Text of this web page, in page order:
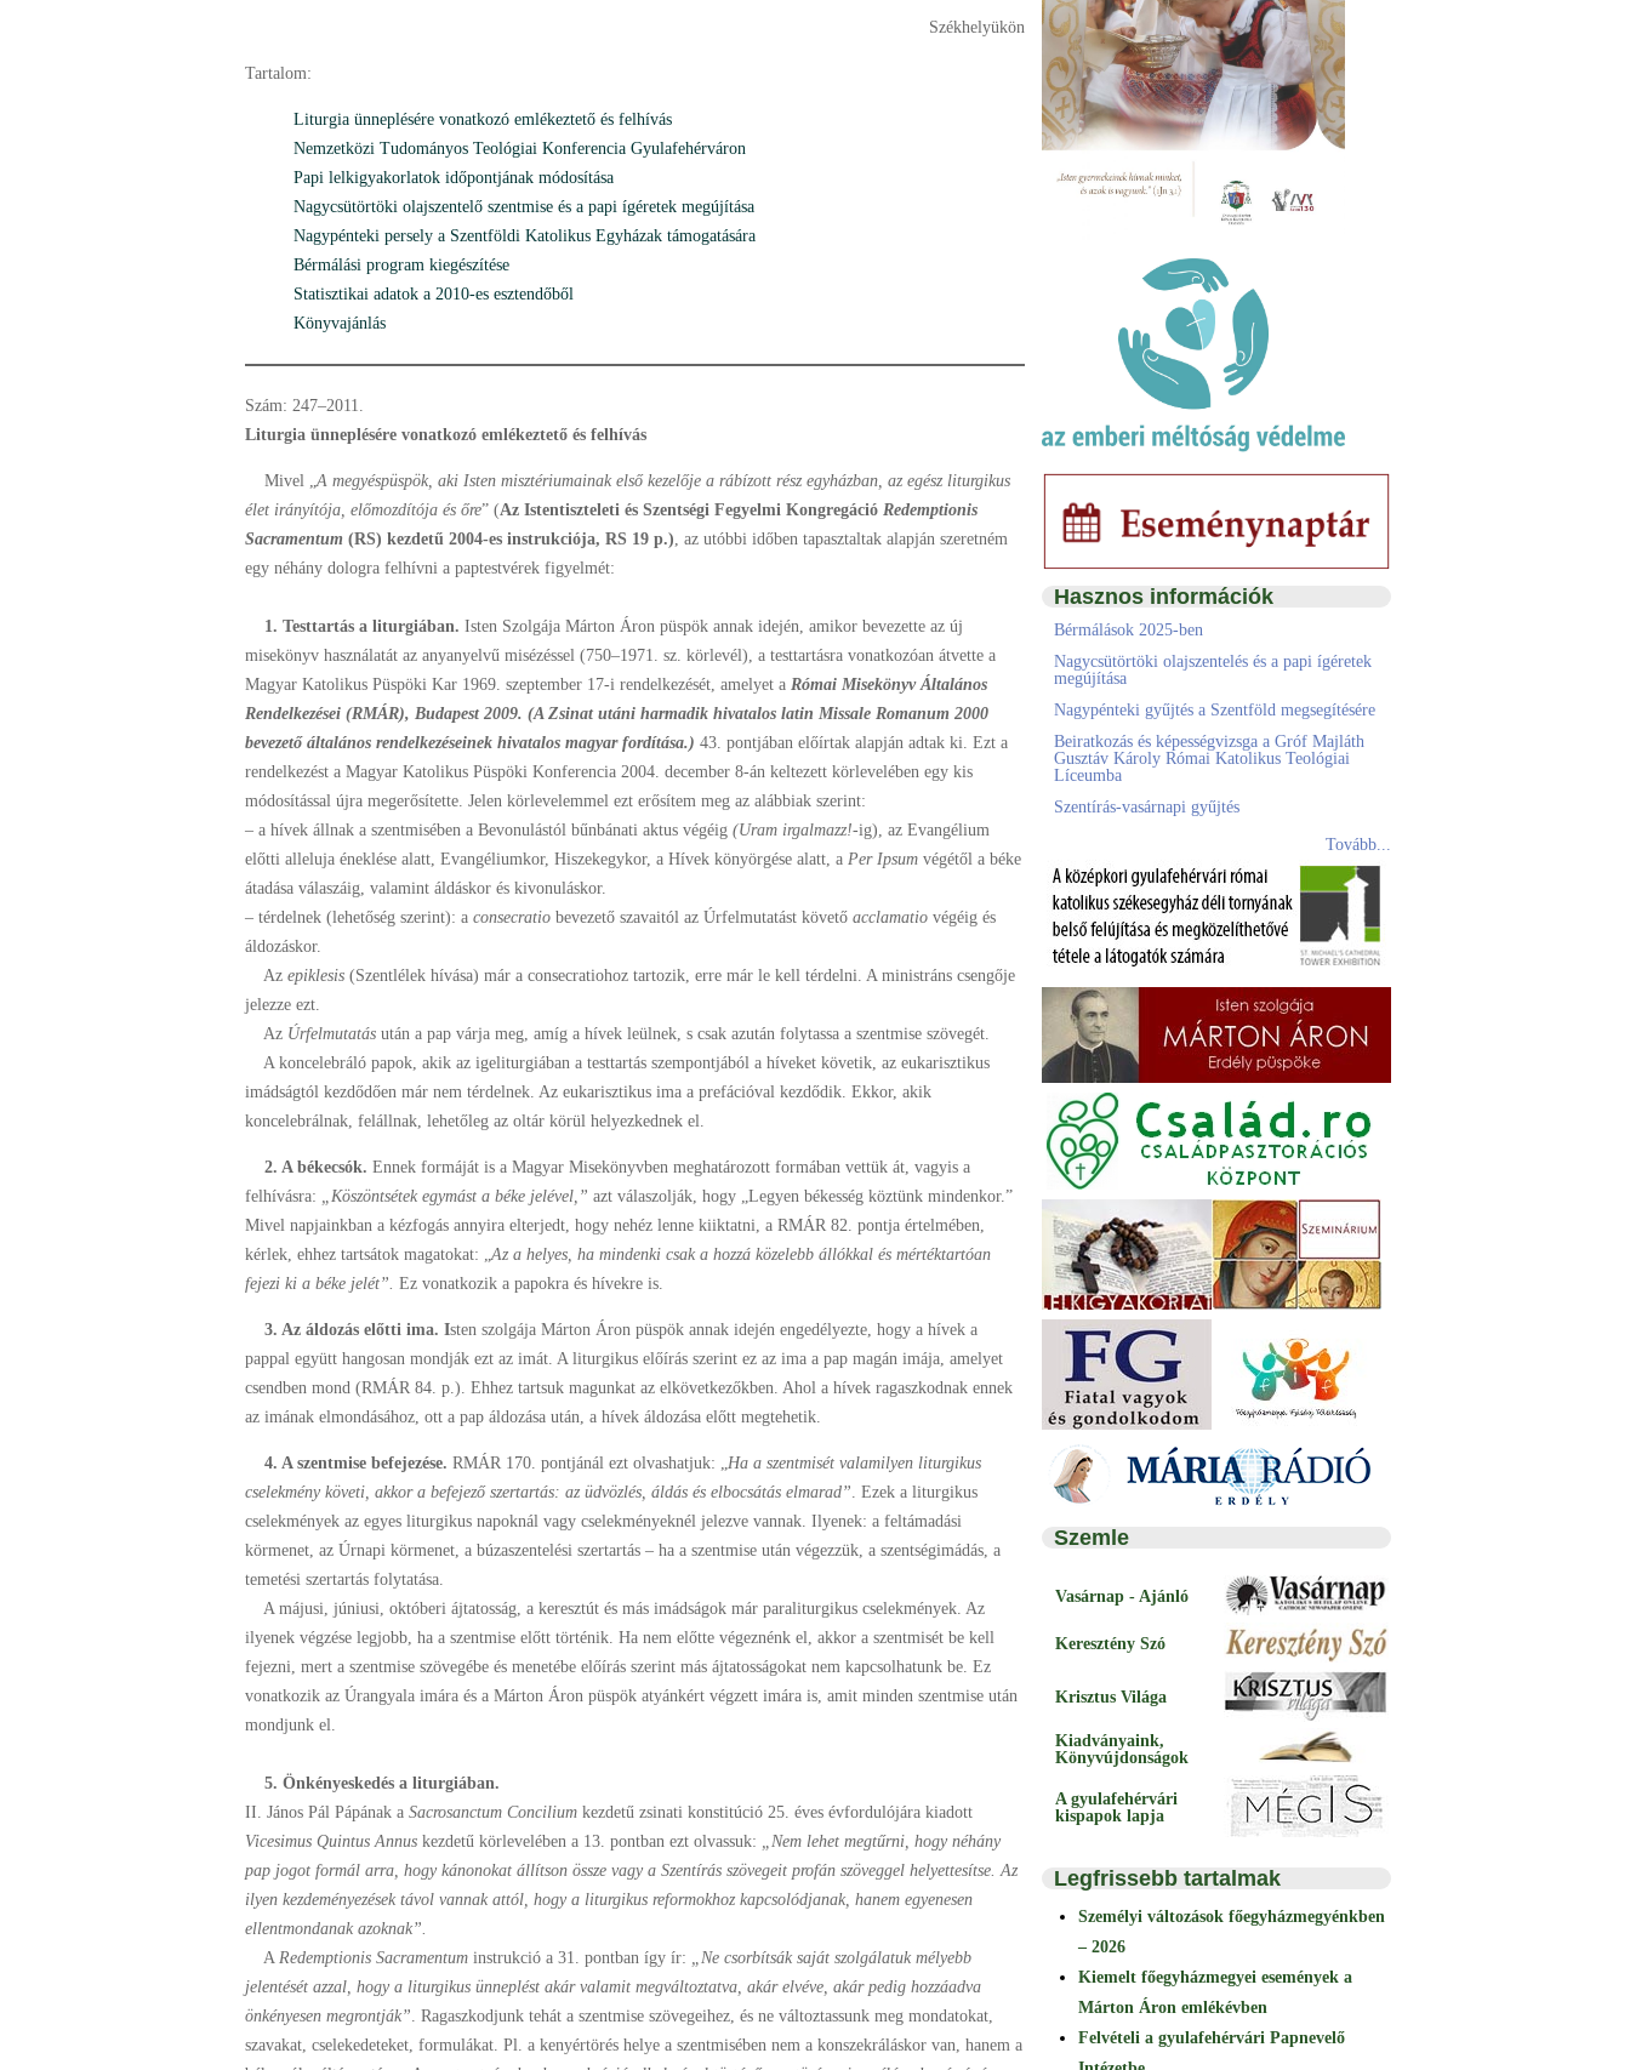
Székhelyükön
Tartalom:
Liturgia ünneplésére vonatkozó emlékeztető és felhívás
Nemzetközi Tudományos Teológiai Konferencia Gyulafehérváron
Papi lelkigyakorlatok időpontjának módosítása
Nagycsütörtöki olajszentelő szentmise és a papi ígéretek megújítása
Nagypénteki persely a Szentföldi Katolikus Egyházak támogatására
Bérmálási program kiegészítése
Statisztikai adatok a 2010-es esztendőből
Könyvajánlás
Szám: 247–2011.
Liturgia ünneplésére vonatkozó emlékeztető és felhívás
Mivel „A megyéspüspök, aki Isten misztériumainak első kezelője a rábízott rész egyházban, az egész liturgikus
élet irányítója, előmozdítója és őre” (Az Istentiszteleti és Szentségi Fegyelmi Kongregáció Redemptionis
Sacramentum (RS) kezdetű 2004-es instrukciója, RS 19 p.), az utóbbi időben tapasztaltak alapján szeretném
egy néhány dologra felhívni a paptestvérek figyelmét:
1. Testtartás a liturgiában. Isten Szolgája Márton Áron püspök annak idején, amikor bevezette az új
misekönyv használatát az anyanyelvű misézéssel (750–1971. sz. körlevél), a testtartásra vonatkozóan átvette a
Magyar Katolikus Püspöki Kar 1969. szeptember 17-i rendelkezését, amelyet a Római Misekönyv Általános
Rendelkezései (RMÁR), Budapest 2009. (A Zsinat utáni harmadik hivatalos latin Missale Romanum 2000
bevezető általános rendelkezéseinek hivatalos magyar fordítása.) 43. pontjában előírtak alapján adtak ki. Ezt a
rendelkezést a Magyar Katolikus Püspöki Konferencia 2004. december 8-án keltezett körlevelében egy kis
módosítással újra megerősítette. Jelen körlevelemmel ezt erősítem meg az alábbiak szerint:
– a hívek állnak a szentmisében a Bevonulástól bűnbánati aktus végéig (Uram irgalmazz!-ig), az Evangélium
előtti alleluja éneklése alatt, Evangéliumkor, Hiszekegykor, a Hívek könyörgése alatt, a Per Ipsum végétől a béke
átadása válaszáig, valamint áldáskor és kivonuláskor.
– térdelnek (lehetőség szerint): a consecratio bevezető szavaitól az Úrfelmutatást követő acclamatio végéig és
áldozáskor.
Az epiklesis (Szentlélek hívása) már a consecratiohoz tartozik, erre már le kell térdelni. A ministráns csengője
jelezze ezt.
Az Úrfelmutatás után a pap várja meg, amíg a hívek leülnek, s csak azután folytassa a szentmise szövegét.
A koncelebráló papok, akik az igeliturgiában a testtartás szempontjából a híveket követik, az eukarisztikus
imádságtól kezdődően már nem térdelnek. Az eukarisztikus ima a prefációval kezdődik. Ekkor, akik
koncelebrálnak, felállnak, lehetőleg az oltár körül helyezkednek el.
2. A békecsók. Ennek formáját is a Magyar Misekönyvben meghatározott formában vettük át, vagyis a
felhívásra: „Köszöntsétek egymást a béke jelével,” azt válaszolják, hogy „Legyen békesség köztünk mindenkor.”
Mivel napjainkban a kézfogás annyira elterjedt, hogy nehéz lenne kiiktatni, a RMÁR 82. pontja értelmében,
kérlek, ehhez tartsátok magatokat: „Az a helyes, ha mindenki csak a hozzá közelebb állókkal és mértéktartóan
fejezi ki a béke jelét”. Ez vonatkozik a papokra és hívekre is.
3. Az áldozás előtti ima. Isten szolgája Márton Áron püspök annak idején engedélyezte, hogy a hívek a
pappal együtt hangosan mondják ezt az imát. A liturgikus előírás szerint ez az ima a pap magán imája, amelyet
csendben mond (RMÁR 84. p.). Ehhez tartsuk magunkat az elkövetkezőkben. Ahol a hívek ragaszkodnak ennek
az imának elmondásához, ott a pap áldozása után, a hívek áldozása előtt megtehetik.
4. A szentmise befejezése. RMÁR 170. pontjánál ezt olvashatjuk: „Ha a szentmisét valamilyen liturgikus
cselekmény követi, akkor a befejező szertartás: az üdvözlés, áldás és elbocsátás elmarad”. Ezek a liturgikus
cselekmények az egyes liturgikus napoknál vagy cselekményeknél jelezve vannak. Ilyenek: a feltámadási
körmenet, az Úrnapi körmenet, a búzaszentelési szertartás – ha a szentmise után végezzük, a szentségimádás, a
temetési szertartás folytatása.
A májusi, júniusi, októberi ájtatosság, a keresztút és más imádságok már paraliturgikus cselekmények. Az
ilyenek végzése legjobb, ha a szentmise előtt történik. Ha nem előtte végeznénk el, akkor a szentmisét be kell
fejezni, mert a szentmise szövegébe és menetébe előírás szerint más ájtatosságokat nem kapcsolhatunk be. Ez
vonatkozik az Úrangyala imára és a Márton Áron püspök atyánkért végzett imára is, amit minden szentmise után
mondjunk el.
5. Önkényeskedés a liturgiában.
II. János Pál Pápának a Sacrosanctum Concilium kezdetű zsinati konstitúció 25. éves évfordulójára kiadott
Vicesimus Quintus Annus kezdetű körlevelében a 13. pontban ezt olvassuk: „Nem lehet megtűrni, hogy néhány
pap jogot formál arra, hogy kánonokat állítson össze vagy a Szentírás szövegeit profán szöveggel helyettesítse. Az
ilyen kezdeményezések távol vannak attól, hogy a liturgikus reformokhoz kapcsolódjanak, hanem egyenesen
ellentmondanak azoknak”.
A Redemptionis Sacramentum instrukció a 31. pontban így ír: „Ne csorbítsák saját szolgálatuk mélyebb
jelentését azzal, hogy a liturgikus ünneplést akár valamit megváltoztatva, akár elvéve, akár pedig hozzáadva
önkényesen megrontják”. Ragaszkodjunk tehát a szentmise szövegeihez, és ne változtassunk meg mondatokat,
szavakat, cselekedeteket, formulákat. Pl. a kenyértörés helye a szentmisében nem a konszekráláskor van, hanem a
Hasznos információk
Bérmálások 2025-ben
Nagycsütörtöki olajszentelés és a papi ígéretek
megújítása
Nagypénteki gyűjtés a Szentföld megsegítésére
Beiratkozás és képességvizsga a Gróf Majláth
Gusztáv Károly Római Katolikus Teológiai
Líceumba
Szentírás-vasárnapi gyűjtés
Tovább...
Szemle
Vasárnap - Ajánló
Keresztény Szó
Krisztus Világa
Kiadványaink,
Könyvújdonságok
A gyulafehérvári
kispapok lapja
Legfrissebb tartalmak
Személyi változások főegyházmegyénkben
– 2026
Kiemelt főegyházmegyei események a
Márton Áron emlékévben
Felvételi a gyulafehérvári Papnevelő